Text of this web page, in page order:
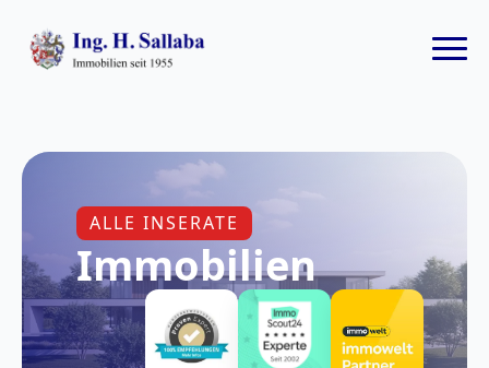
ALLE INSERATE
Immobilien